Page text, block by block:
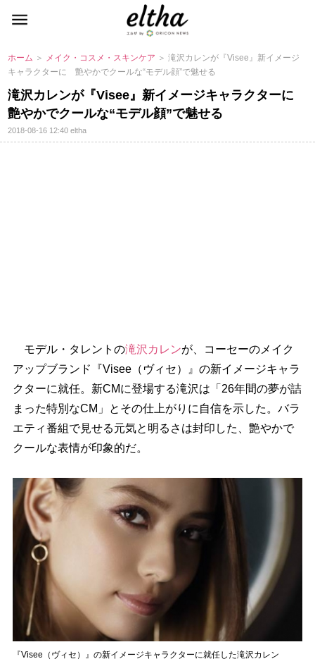
ホーム ＞ メイク・コスメ・スキンケア ＞ 滝沢カレンが『Visee』新イメージ
キャラクターに 艶やかでクールな“モデル顔”で魅せる
滝沢カレンが『Visee』新イメージキャラクターに
艶やかでクールな“モデル顔”で魅せる
2018-08-16 12:40eltha
モデル・タレントの滝沢カレンが、コーセーのメイク
アップブランド『Visee（ヴィセ）』の新イメージキャラ
クターに就任。新CMに登場する滝沢は「26年間の夢が詰
まった特別なCM」とその仕上がりに自信を示した。バラ
エティ番組で見せる元気と明るさは封印した、艶やかで
クールな表情が印象的だ。
『Visee（ヴィセ）』の新イメージキャラクターに就任した滝沢カレン